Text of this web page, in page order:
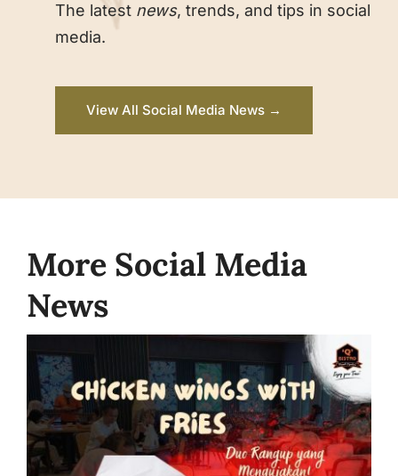
The latest news, trends, and tips in social
media.
View All Social Media News →
More Social Media
News